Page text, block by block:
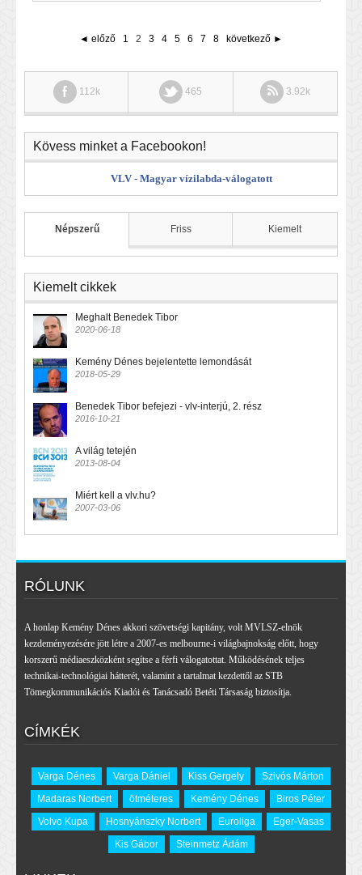
◄ előző 1 2 3 4 5 6 7 8 következő ►
112k 465 3.92k
Kövess minket a Facebookon!
VLV - Magyar vízilabda-válogatott
Népszerű Friss Kiemelt
Kiemelt cikkek
Meghalt Benedek Tibor
2020-06-18
Kemény Dénes bejelentette lemondását
2018-05-29
Benedek Tibor befejezi - vlv-interjú, 2. rész
2016-10-21
A világ tetején
2013-08-04
Miért kell a vlv.hu?
2007-03-06
RÓLUNK
A honlap Kemény Dénes akkori szövetségi kapitány, volt MVLSZ-elnök
kezdeményezésére jött létre a 2007-es melbourne-i világbajnokság előtt, hogy
korszerű médiaeszközként segítse a férfi válogatottat. Működésének teljes
technikai-technológiai hátterét, valamint a tartalmat kezdettől az STB
Tömegkommunikációs Kiadói és Tanácsadó Betéti Társaság biztosítja.
CÍMKÉK
Varga Dénes Varga Dániel Kiss Gergely
Szivós Márton
Madaras Norbert
ötméteres Kemény Dénes
Biros Péter
Volvo Kupa
Hosnyánszky Norbert Euroliga
Eger-Vasas
Kis Gábor
Steinmetz Ádám